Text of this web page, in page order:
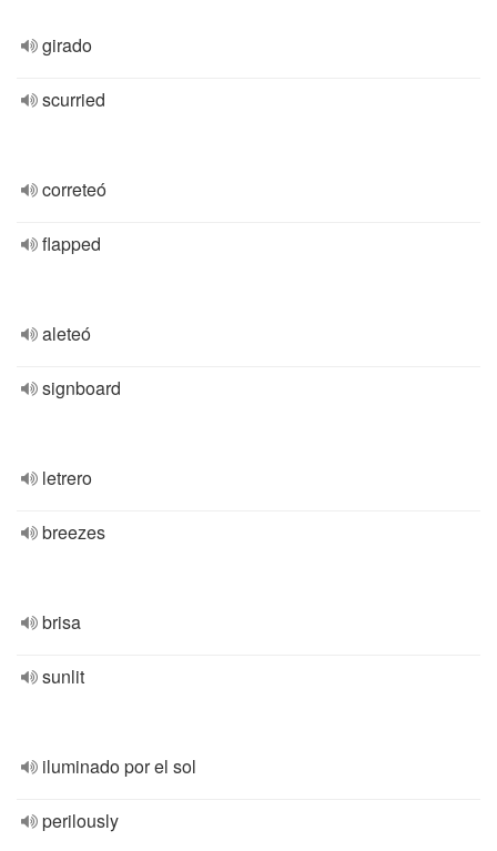
girado
scurried
correteó
flapped
aleteó
signboard
letrero
breezes
brisa
sunlit
iluminado por el sol
perilously